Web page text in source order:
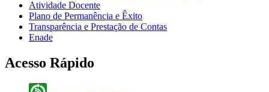
Atividade Docente
Plano de Permanência e Êxito
Transparência e Prestação de Contas
Enade
Acesso Rápido